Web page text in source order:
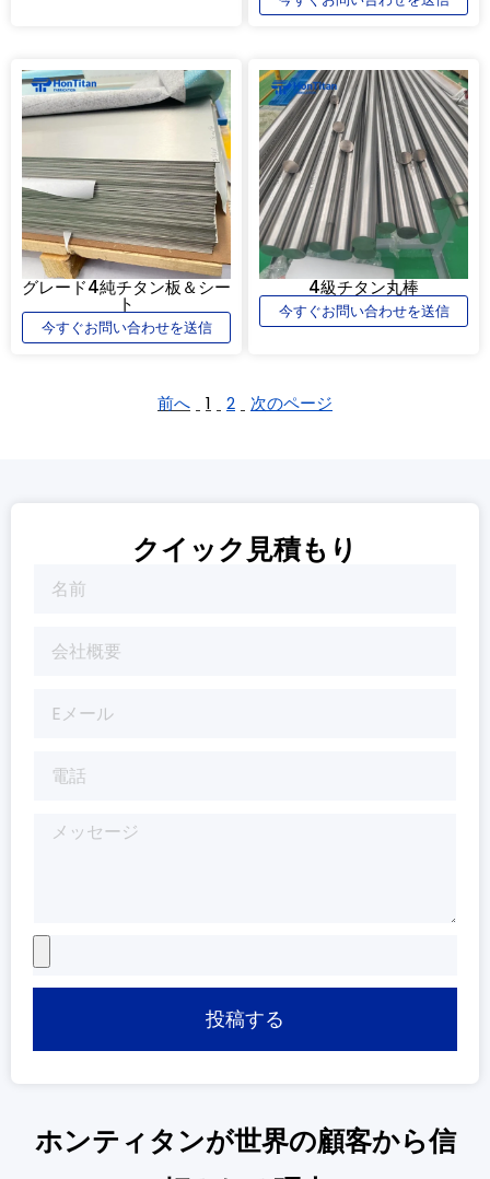
グレード4純チタン板＆シー
ト
今すぐお問い合わせを送信
4級チタン丸棒
今すぐお問い合わせを送信
前へ 1 2 次のページ
クイック見積もり
投稿する
ホンティタンが世界の顧客から信